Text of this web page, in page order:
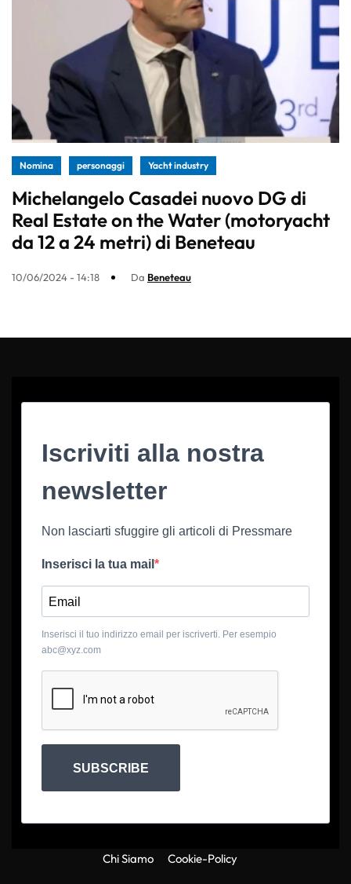
Nomina personaggi Yacht industry
Michelangelo Casadei nuovo DG di
Real Estate on the Water (motoryacht
da 12 a 24 metri) di Beneteau
10/06/2024 - 14:18 Da Beneteau
Iscriviti alla nostra
newsletter
Non lasciarti sfuggire gli articoli di Pressmare
Inserisci la tua mail
Inserisci il tuo indirizzo email per iscriverti. Per esempio
abc@xyz.com
SUBSCRIBE
Chi Siamo Cookie-Policy